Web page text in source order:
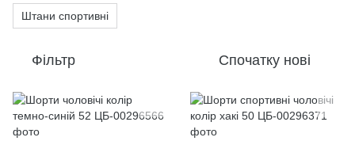
Штани спортивні
Фільтр Спочатку нові